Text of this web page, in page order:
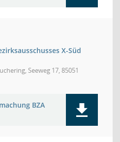
X-Süd
Seeweg 17, 85051
BZA